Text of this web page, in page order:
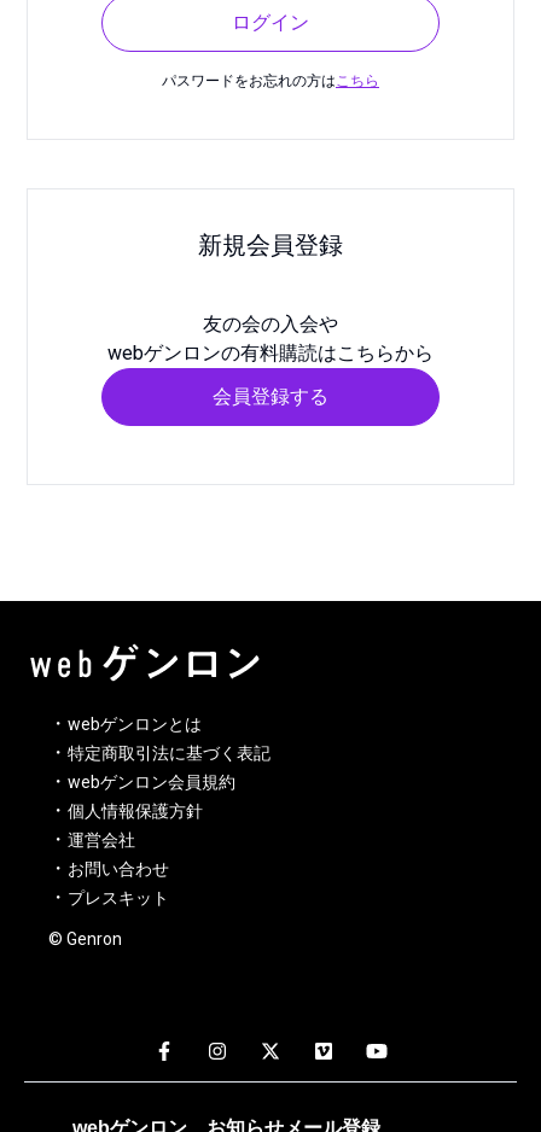
ログイン
パスワードをお忘れの方はこちら
新規会員登録
友の会の入会や
webゲンロンの有料購読はこちらから
会員登録する
webゲンロンとは
特定商取引法に基づく表記
webゲンロン会員規約
個人情報保護方針
運営会社
お問い合わせ
プレスキット
© Genron
webゲンロン お知らせメール登録